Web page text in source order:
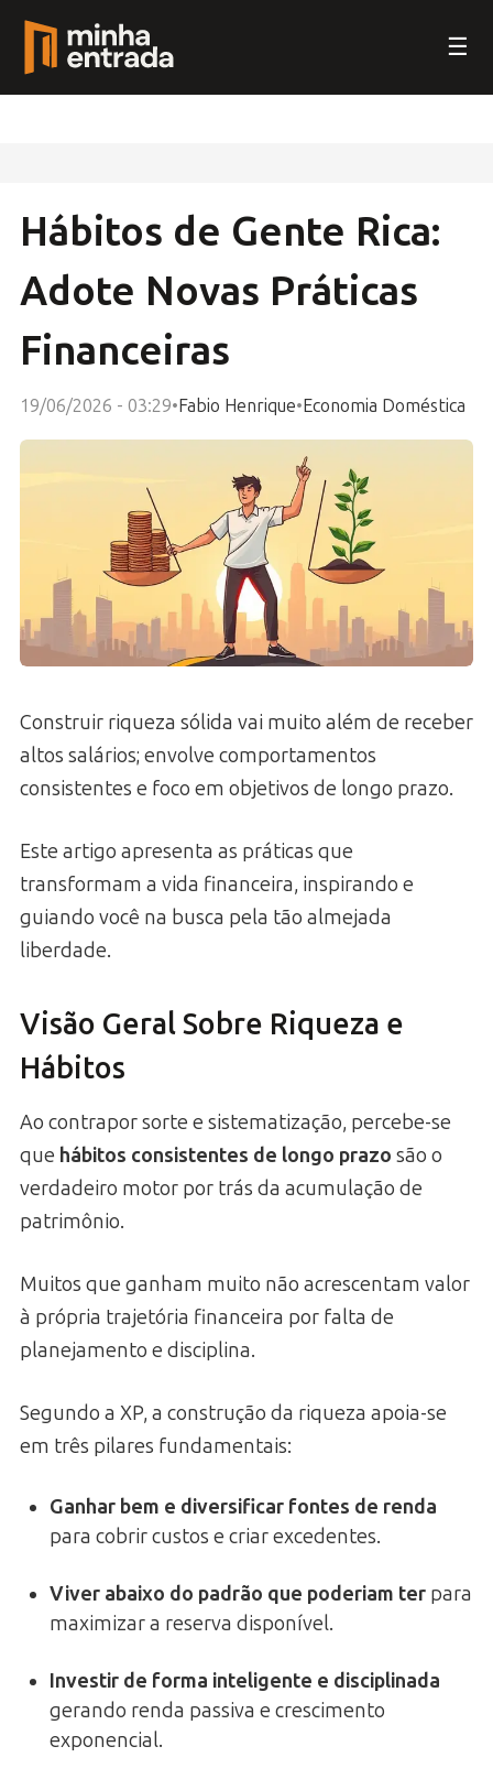
☰
Hábitos de Gente Rica:
Adote Novas Práticas
Financeiras
19/06/2026 - 03:29•Fabio Henrique•Economia Doméstica
Construir riqueza sólida vai muito além de receber
altos salários; envolve comportamentos
consistentes e foco em objetivos de longo prazo.
Este artigo apresenta as práticas que
transformam a vida financeira, inspirando e
guiando você na busca pela tão almejada
liberdade.
Visão Geral Sobre Riqueza e
Hábitos
Ao contrapor sorte e sistematização, percebe-se
que hábitos consistentes de longo prazo são o
verdadeiro motor por trás da acumulação de
patrimônio.
Muitos que ganham muito não acrescentam valor
à própria trajetória financeira por falta de
planejamento e disciplina.
Segundo a XP, a construção da riqueza apoia-se
em três pilares fundamentais:
Ganhar bem e diversificar fontes de renda
para cobrir custos e criar excedentes.
Viver abaixo do padrão que poderiam ter para
maximizar a reserva disponível.
Investir de forma inteligente e disciplinada
gerando renda passiva e crescimento
exponencial.